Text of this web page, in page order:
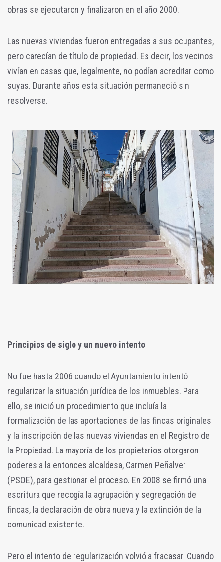
obras se ejecutaron y finalizaron en el año 2000.
Las nuevas viviendas fueron entregadas a sus ocupantes,
pero carecían de título de propiedad. Es decir, los vecinos
vivían en casas que, legalmente, no podían acreditar como
suyas. Durante años esta situación permaneció sin
resolverse.
Principios de siglo y un nuevo intento
No fue hasta 2006 cuando el Ayuntamiento intentó
regularizar la situación jurídica de los inmuebles. Para
ello, se inició un procedimiento que incluía la
formalización de las aportaciones de las fincas originales
y la inscripción de las nuevas viviendas en el Registro de
la Propiedad. La mayoría de los propietarios otorgaron
poderes a la entonces alcaldesa, Carmen Peñalver
(PSOE), para gestionar el proceso. En 2008 se firmó una
escritura que recogía la agrupación y segregación de
fincas, la declaración de obra nueva y la extinción de la
comunidad existente.
Pero el intento de regularización volvió a fracasar. Cuando